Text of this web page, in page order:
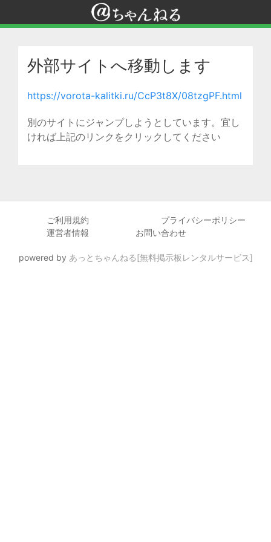
外部サイトへ移動します
https://vorota-kalitki.ru/CcP3t8X/08tzgPF.html
別のサイトにジャンプしようとしています。宜し
ければ上記のリンクをクリックしてください
ご利用規約
プライバシーポリシー
運営者情報
お問い合わせ
powered by あっとちゃんねる[無料掲示板レンタルサービス]